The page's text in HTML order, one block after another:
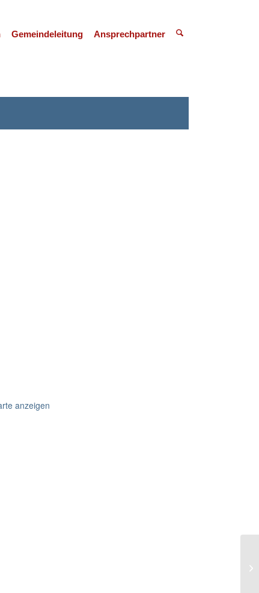
Gemeindeleitung Ansprechpartner
anzeigen